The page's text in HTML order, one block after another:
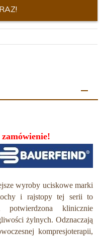
wyroby uciskowe marki
i rajstopy tej serii to
klinicznie
żylnych. Odznaczają
kompresjoterapii,